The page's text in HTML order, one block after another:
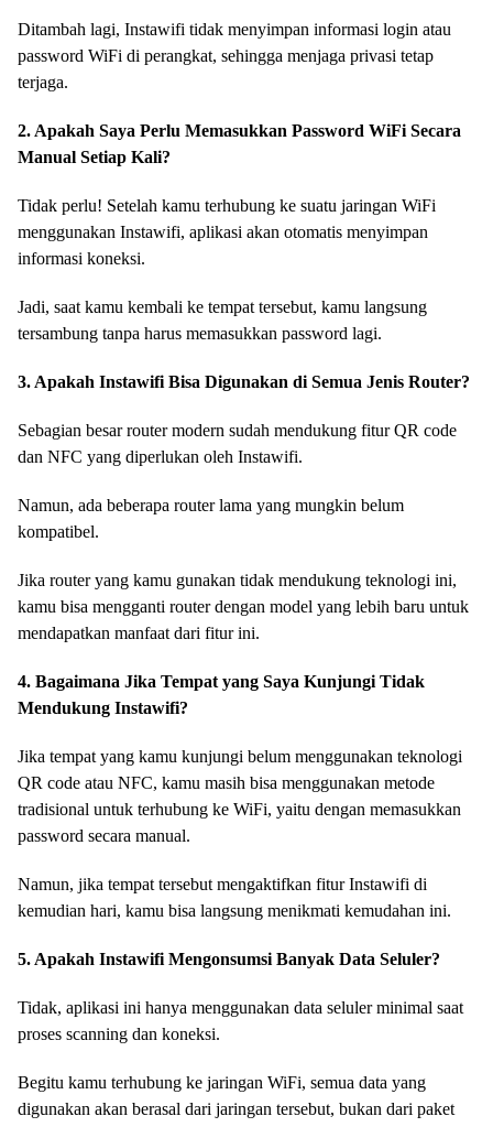
Ditambah lagi, Instawifi tidak menyimpan informasi login atau
password WiFi di perangkat, sehingga menjaga privasi tetap
terjaga.
2. Apakah Saya Perlu Memasukkan Password WiFi Secara
Manual Setiap Kali?
Tidak perlu! Setelah kamu terhubung ke suatu jaringan WiFi
menggunakan Instawifi, aplikasi akan otomatis menyimpan
informasi koneksi.
Jadi, saat kamu kembali ke tempat tersebut, kamu langsung
tersambung tanpa harus memasukkan password lagi.
3. Apakah Instawifi Bisa Digunakan di Semua Jenis Router?
Sebagian besar router modern sudah mendukung fitur QR code
dan NFC yang diperlukan oleh Instawifi.
Namun, ada beberapa router lama yang mungkin belum
kompatibel.
Jika router yang kamu gunakan tidak mendukung teknologi ini,
kamu bisa mengganti router dengan model yang lebih baru untuk
mendapatkan manfaat dari fitur ini.
4. Bagaimana Jika Tempat yang Saya Kunjungi Tidak
Mendukung Instawifi?
Jika tempat yang kamu kunjungi belum menggunakan teknologi
QR code atau NFC, kamu masih bisa menggunakan metode
tradisional untuk terhubung ke WiFi, yaitu dengan memasukkan
password secara manual.
Namun, jika tempat tersebut mengaktifkan fitur Instawifi di
kemudian hari, kamu bisa langsung menikmati kemudahan ini.
5. Apakah Instawifi Mengonsumsi Banyak Data Seluler?
Tidak, aplikasi ini hanya menggunakan data seluler minimal saat
proses scanning dan koneksi.
Begitu kamu terhubung ke jaringan WiFi, semua data yang
digunakan akan berasal dari jaringan tersebut, bukan dari paket